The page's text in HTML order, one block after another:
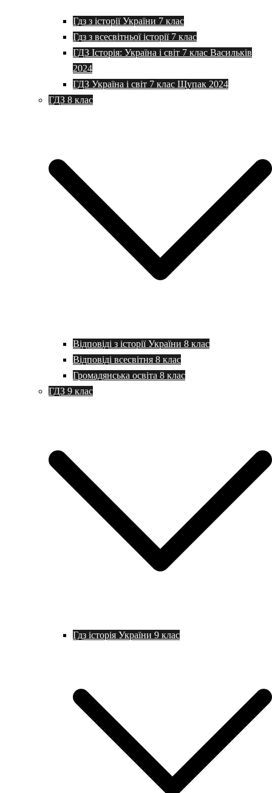
Гдз з історії України 7 клас
Гдз з всесвітньої історії 7 клас
ГДЗ Історія: Україна і світ 7 клас Васильків
2024
ГДЗ Україна і світ 7 клас Щупак 2024
ГДЗ 8 клас
Відповіді з історії України 8 клас
Відповіді всесвітня 8 клас
Громадянська освіта 8 клас
ГДЗ 9 клас
Гдз історія України 9 клас